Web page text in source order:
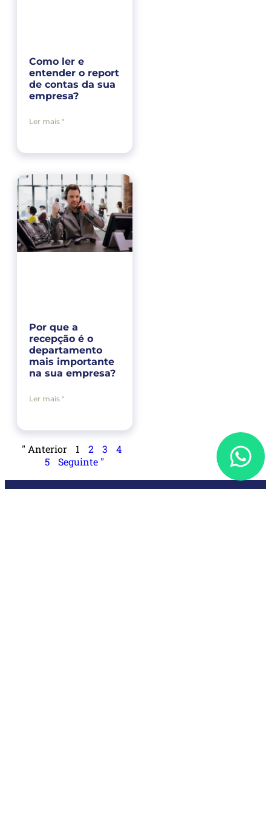
Como ler e
entender o report
de contas da sua
empresa?
Ler mais "
Por que a
recepção é o
departamento
mais importante
na sua empresa?
Ler mais "
" Anterior 1 2 3
4
5
Seguinte "